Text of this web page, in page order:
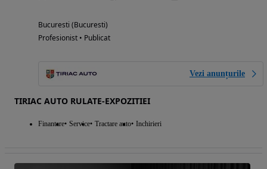
Bucuresti (Bucuresti)
Profesionist • Publicat
Vezi anunțurile
TIRIAC AUTO RULATE-EXPOZITIEI
Finantare Service Tractare auto Inchirieri